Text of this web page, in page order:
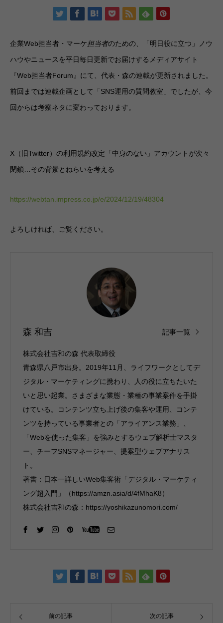
企業Web担当者・マーケ担当者のための、「明日役に立つ」ノウ
ハウやニュースを平日毎日更新でお届けするメディアサイト
『Web担当者Forum』にて、代表・森の連載が更新されました。
前回までは連載企画として「SNS運用の質問教室」でしたが、今
回からは考察ネタに変わっております。
X（旧Twitter）の利用規約改定「中身のない」アカウントが次々
閉鎖…その背景とねらいを考える
https://webtan.impress.co.jp/e/2024/1 2/19/48304
よろしければ、ご覧ください。
森 和吉 記事一覧
株式会社吉和の森 代表取締役
青森県八戸市出身。2019年11月、ライフワークとしてデ
ジタル・マーケティングに携わり、人の役に立ちたいた
いと思い起業。さまざまな業態・業種の事業案件を手掛
けている。コンテンツ立ち上げ後の集客や運用、コンテ
ンツを持っている事業者との「アライアンス業務」、
「Webを使った集客」を強みとするウェブ解析士マスタ
ー、チーフSNSマネージャー、提案型ウェブアナリス
ト。
著書：日本一詳しいWeb集客術「デジタル・マーケティ
ング超入門」（https://amzn.asia/d/4fMhaK8）
株式会社吉和の森：https://yoshikazunomori.com/
前の記事 次の記事